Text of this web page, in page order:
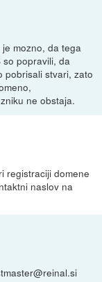
mozno, da tega
popravili, da
pobrisali stvari, zato
ne obstaja.
registraciji domene
naslov na